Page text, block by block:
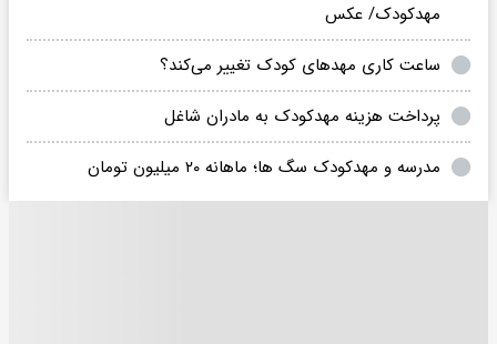
مهدکودک/ عکس
ساعت کاری مهدهای کودک‌ تغییر می‌کند؟
پرداخت هزینه‌ مهدکودک به مادران شاغل
مدرسه و مهدکودک سگ ها؛ ماهانه ۲۰ میلیون تومان